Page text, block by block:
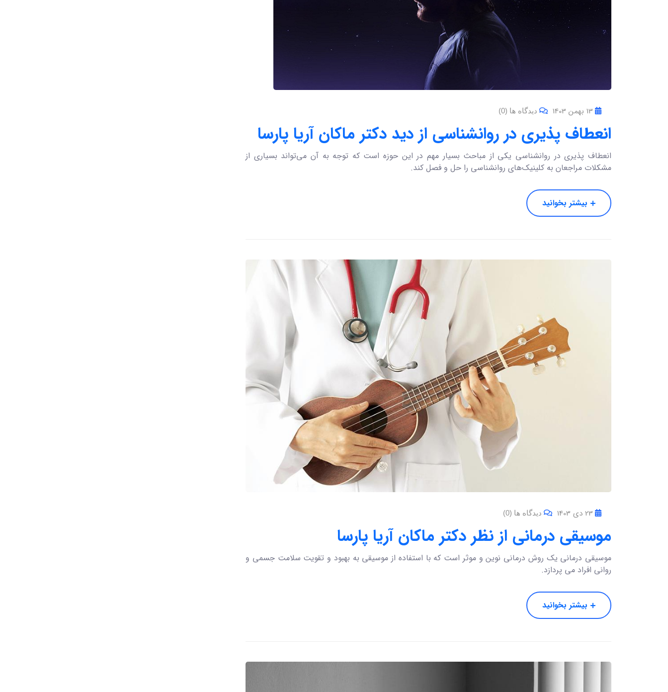
13 بهمن 1403 دیدگاه ها (0)
انعطاف پذیری در روانشناسی از دید دکتر ماکان آریا پارسا
انعطاف پذیری در روانشناسی یکی از مباحث بسیار مهم در این حوزه است که توجه به آن می‌تواند بسیاری از
مشکلات مراجعان به کلینیک‌های روانشناسی را حل و فصل کند.
بیشتر بخوانید
23 دی 1403 دیدگاه ها (0)
موسیقی درمانی از نظر دکتر ماکان آریا پارسا
موسیقی درمانی یک روش درمانی نوین و موثر است که با استفاده از موسیقی به بهبود و تقویت سلامت جسمی و
روانی افراد می‌ پردازد.
بیشتر بخوانید